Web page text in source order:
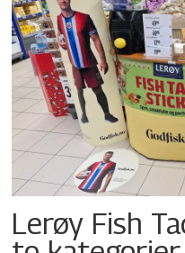
Lerøy Fish